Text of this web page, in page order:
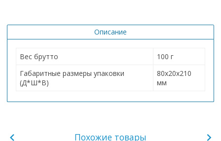
Описание
Вес брутто
100 г
Габаритные размеры упаковки
(Д*Ш*В)
80х20х210
мм
Похожие товары